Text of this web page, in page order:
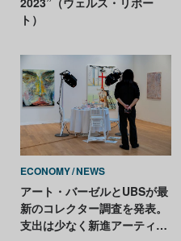
ト）
ECONOMY NEWS
アート・バーゼルとUBSが最
新のコレクター調査を発表。
支出は少なく新進アーティス